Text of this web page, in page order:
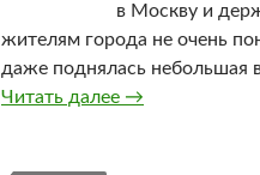
в Москву и
жителям города не очень
даже поднялась небольшая
Читать далее В Санкт-
→